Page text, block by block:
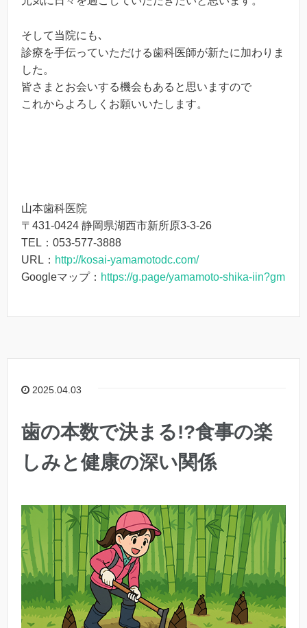
そして当院にも､
診療を手伝っていただける歯科医師が新たに加わりま
した。
皆さまとお会いする機会もあると思いますので
これからよろしくお願いいたします。
山本歯科医院
〒431-0424 静岡県湖西市新所原3-3-26
TEL：053-577-3888
URL： http://kosai-yamamotodc.com/
Googleマップ： https://g.page/yamamoto-shika-iin?gm
2025.04.03
歯の本数で決まる!?食事の楽
しみと健康の深い関係